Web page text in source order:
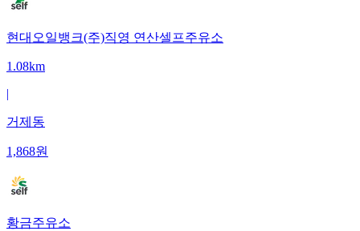
현대오일뱅크(주)직영 연산셀프주유소
1.08km
|
거제동
1,868원
황금주유소